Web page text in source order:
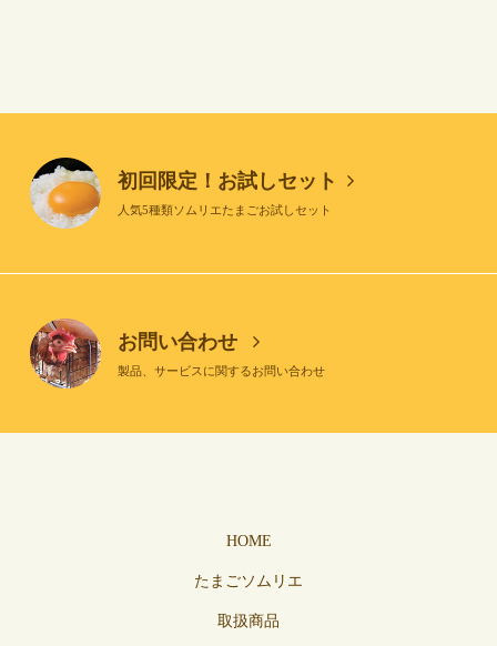
初回限定！お試しセット
人気5種類ソムリエたまごお試しセット
お問い合わせ
製品、サービスに関するお問い合わせ
HOME
たまごソムリエ
取扱商品